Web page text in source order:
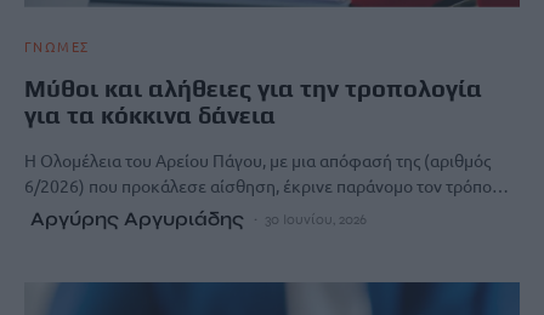
ΓΝΩΜΕΣ
Μύθοι και αλήθειες για την τροπολογία
για τα κόκκινα δάνεια
Η Ολομέλεια του Αρείου Πάγου, με μια απόφασή της (αριθμός
6/2026) που προκάλεσε αίσθηση, έκρινε παράνομο τον τρόπο…
Αργύρης Αργυριάδης 30 Ιουνίου, 2026